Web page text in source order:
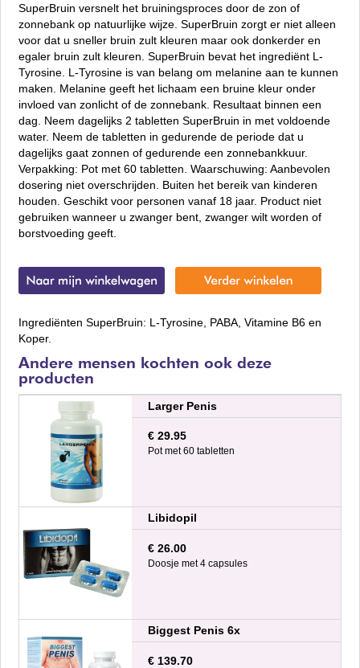
SuperBruin versnelt het bruiningsproces door de zon of
zonnebank op natuurlijke wijze. SuperBruin zorgt er niet alleen
voor dat u sneller bruin zult kleuren maar ook donkerder en
egaler bruin zult kleuren. SuperBruin bevat het ingrediënt L-
Tyrosine. L-Tyrosine is van belang om melanine aan te kunnen
maken. Melanine geeft het lichaam een bruine kleur onder
invloed van zonlicht of de zonnebank. Resultaat binnen een
dag. Neem dagelijks 2 tabletten SuperBruin in met voldoende
water. Neem de tabletten in gedurende de periode dat u
dagelijks gaat zonnen of gedurende een zonnebankkuur.
Verpakking: Pot met 60 tabletten. Waarschuwing: Aanbevolen
dosering niet overschrijden. Buiten het bereik van kinderen
houden. Geschikt voor personen vanaf 18 jaar. Product niet
gebruiken wanneer u zwanger bent, zwanger wilt worden of
borstvoeding geeft.
Ingrediënten SuperBruin: L-Tyrosine, PABA, Vitamine B6 en
Koper.
Andere mensen kochten ook deze
producten
Larger Penis
€ 29.95
Pot met 60 tabletten
Libidopil
€ 26.00
Doosje met 4 capsules
Biggest Penis 6x
€ 139.70